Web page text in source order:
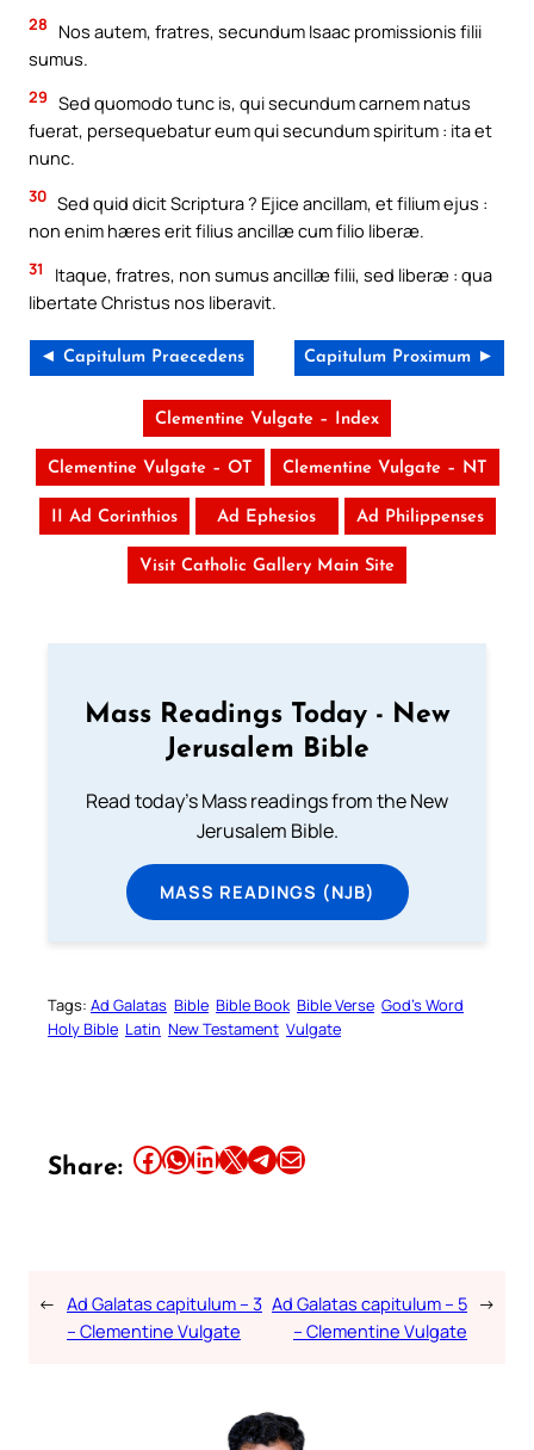
28
Nos autem, fratres, secundum Isaac promissionis filii
sumus.
29 Sed quomodo tunc is, qui secundum carnem natus
fuerat, persequebatur eum qui secundum spiritum : ita et
nunc.
30 Sed quid dicit Scriptura ? Ejice ancillam, et filium ejus :
non enim hæres erit filius ancillæ cum filio liberæ.
31
Itaque, fratres, non sumus ancillæ filii, sed liberæ : qua
libertate Christus nos liberavit.
◄ Capitulum Praecedens Capitulum Proximum ►
Clementine Vulgate – Index
Clementine Vulgate – OT Clementine Vulgate – NT
II Ad Corinthios Ad Ephesios Ad Philippenses
Visit Catholic Gallery Main Site
Mass Readings Today - New
Jerusalem Bible
Read today's Mass readings from the New
Jerusalem Bible.
MASS READINGS (NJB)
Tags: Ad Galatas Bible Bible Book Bible Verse God’s Word
Holy Bible Latin New Testament Vulgate
Share: Share this article on Facebook Share this article on WhatsApp Share this article on LinkedIn Share this article on X Share this article on TelegramEmail this Article
← Ad Galatas capitulum – 3
– Clementine Vulgate
Ad Galatas capitulum – 5
– Clementine Vulgate
→